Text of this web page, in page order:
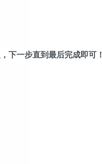
下一步直到最后完成即可！